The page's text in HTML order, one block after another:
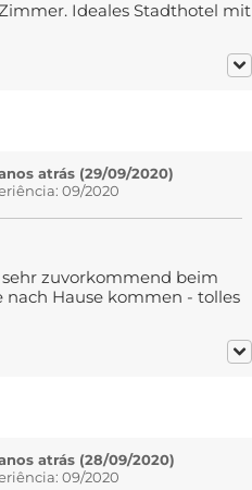
Ideales Stadthotel mit
atrás (29/09/2020)
09/2020
zuvorkommend beim
Hause kommen - tolles
atrás (28/09/2020)
09/2020